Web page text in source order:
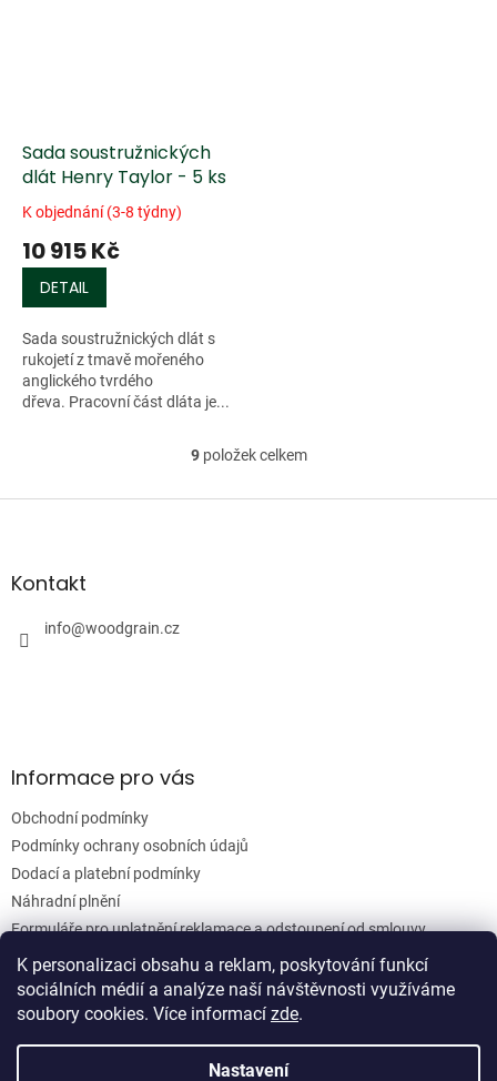
K personalizaci obsahu a reklam, poskytování funkcí
sociálních médií a analýze naší návštěvnosti využíváme
soubory cookies. Více informací zde.
Nastavení
Sada soustružnických
dlát Henry Taylor - 5 ks
K objednání (3-8 týdny)
10 915 Kč
DETAIL
Sada soustružnických dlát s
rukojetí z tmavě mořeného
anglického tvrdého
dřeva. Pracovní část dláta je...
O
l
u
9položek celkem
Z
aKontakt
info@woodgrain.cz
Informace pro vás
Obchodní podmínky
Podmínky ochrany osobních údajů
Dodací a platební podmínky
Náhradní plnění
Formuláře pro uplatnění reklamace a odstoupení od smlouvy
Moje objednávka